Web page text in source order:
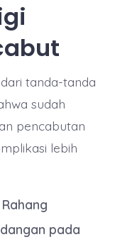
tanda-tanda
sudah
pencabutan
lebih
pada